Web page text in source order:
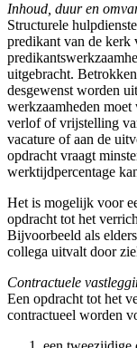
Inhoud, duur en
Structurele
predikant van de kerk
uitgebracht.
desgewenst worden
werkzaamheden
verlof of vrijstelling
vacature of aan de
opdracht vraagt
werktijdpercentage
Het is mogelijk voor
opdracht tot het
Bijvoorbeeld als
collega uitvalt door
Contractuele
Een opdracht tot het
contractueel worden